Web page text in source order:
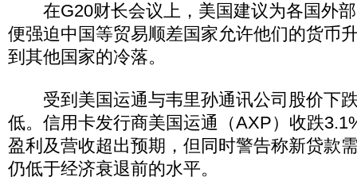
在G20财长会议上，美国建议为各国外部
便强迫中国等贸易顺差国家允许他们的货币
到其他国家的冷落。
受到美国运通与韦里孙通讯公司股价下
低。信用卡发行商美国运通（AXP）收跌
盈利及营收超出预期，但同时警告称新贷款
仍低于经济衰退前的水平。